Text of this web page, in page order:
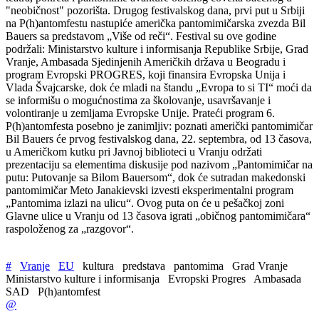
"neobičnost" pozorišta. Drugog festivalskog dana, prvi put u Srbiji
na P(h)antomfestu nastupiće američka pantomimičarska zvezda Bil
Bauers sa predstavom „Više od reči“. Festival su ove godine
podržali: Ministarstvo kulture i informisanja Republike Srbije, Grad
Vranje, Ambasada Sjedinjenih Američkih država u Beogradu i
program Evropski PROGRES, koji finansira Evropska Unija i
Vlada Švajcarske, dok će mladi na štandu „Evropa to si TI“ moći da
se informišu o mogućnostima za školovanje, usavršavanje i
volontiranje u zemljama Evropske Unije. Prateći program 6.
P(h)antomfesta posebno je zanimljiv: poznati američki pantomimičar
Bil Bauers će prvog festivalskog dana, 22. septembra, od 13 časova,
u Američkom kutku pri Javnoj biblioteci u Vranju održati
prezentaciju sa elementima diskusije pod nazivom „Pantomimičar na
putu: Putovanje sa Bilom Bauersom“, dok će sutradan makedonski
pantomimičar Meto Janakievski izvesti eksperimentalni program
„Pantomima izlazi na ulicu“. Ovog puta on će u pešačkoj zoni
Glavne ulice u Vranju od 13 časova igrati „običnog pantomimičara“
raspoloženog za „razgovor“.
# Vranje EU kultura predstava pantomima
Grad Vranje
Ministarstvo kulture i informisanja
Evropski Progres
Ambasada
SAD
P(h)antomfest
@